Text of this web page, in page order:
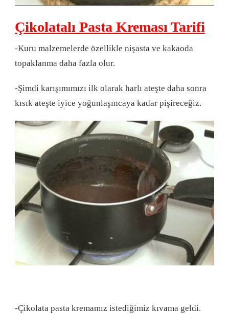
Çikolatalı Pasta Kreması Tarifi
-Kuru malzemelerde özellikle nişasta ve kakaoda
topaklanma daha fazla olur.
-Şimdi karışımımızı ilk olarak harlı ateşte daha sonra
kısık ateşte iyice yoğunlaşıncaya kadar pişireceğiz.
-Çikolata pasta kremamız istediğimiz kıvama geldi.